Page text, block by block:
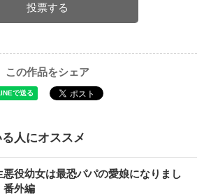
投票する
この作品をシェア
人にオススメ
悪役幼女は最恐パパの愛娘になりまし
外編